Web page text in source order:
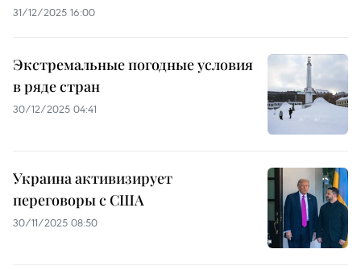
31/12/2025 16:00
Экстремальные погодные условия
в ряде стран
30/12/2025 04:41
Украина активизирует
переговоры с США
30/11/2025 08:50